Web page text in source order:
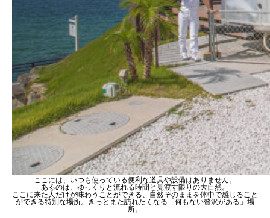
ここには、いつも使っている便利な道具や設備はありません。
あるのは、ゆっくりと流れる時間と見渡す限りの大自然。
ここに来た人だけが味わうことができる、自然そのままを体中で感じること
ができる特別な場所。きっとまた訪れたくなる「何もない贅沢がある」場
所。